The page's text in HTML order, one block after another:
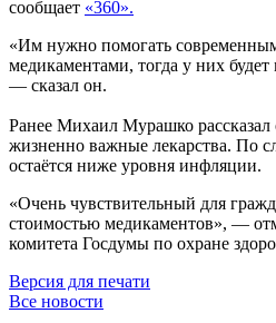
сообщает «360».
«Им нужно помогать
медикаментами, тогда у них
— сказал он.
Ранее Михаил Мурашко
жизненно важные лекарства. По
остаётся ниже уровня инфляции.
«Очень чувствительный для
стоимостью медикаментов», —
комитета Госдумы по охране
Версия для печати
Все новости